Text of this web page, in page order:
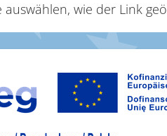
wie der Link